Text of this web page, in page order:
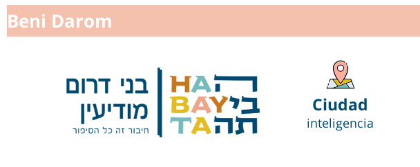
Beni Darom
Ciudad
inteligencia